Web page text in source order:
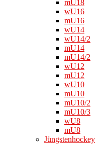
mU18
wU16
mU16
wU14
wU14/2
mU14
mU14/2
wU12
mU12
wU10
mU10
mU10/2
mU10/3
wU8
mU8
Jüngstenhockey